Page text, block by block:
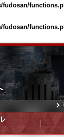
fudosan/
fudosan/